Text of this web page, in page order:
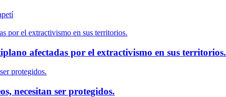
por el extractivismo en sus territorios.
afectadas por el extractivismo en sus territorios.
protegidos.
necesitan ser protegidos.